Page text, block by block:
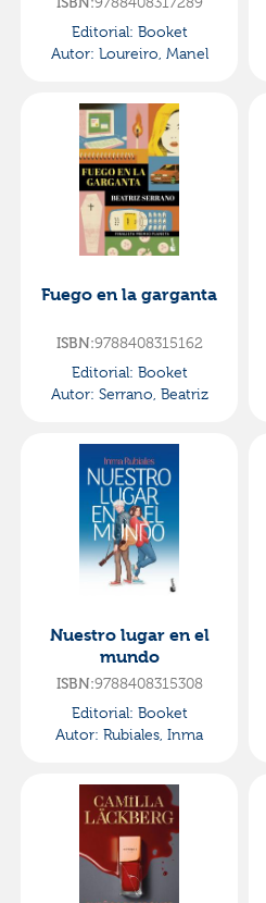
Editorial: Booket
Autor: Loureiro, Manel
Fuego en la garganta
ISBN:9788408315162
Editorial: Booket
Autor: Serrano, Beatriz
Nuestro lugar en el
mundo
ISBN:9788408315308
Editorial: Booket
Autor: Rubiales, Inma